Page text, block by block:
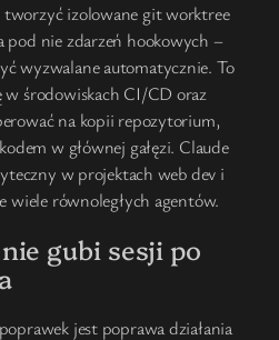
tworzyć izolowane git worktree
nie zdarzeń hookowych –
wyzwalane automatycznie. To
w środowiskach CI/CD oraz
na kopii repozytorium,
w głównej gałęzi. Claude
w projektach web dev i
wiele równoległych agentów.
gubi sesji po
jest poprawa działania